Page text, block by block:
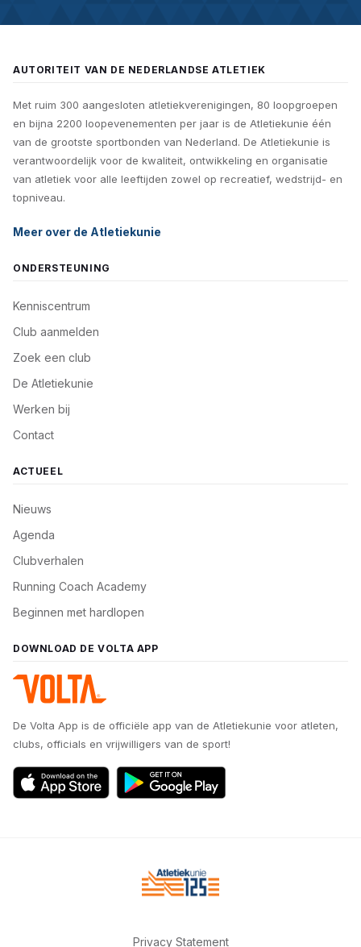
AUTORITEIT VAN DE NEDERLANDSE ATLETIEK
Met ruim 300 aangesloten atletiekverenigingen, 80 loopgroepen
en bijna 2200 loopevenementen per jaar is de Atletiekunie één
van de grootste sportbonden van Nederland. De Atletiekunie is
verantwoordelijk voor de kwaliteit, ontwikkeling en organisatie
van atletiek voor alle leeftijden zowel op recreatief, wedstrijd- en
topniveau.
Meer over de Atletiekunie
ONDERSTEUNING
Kenniscentrum
Club aanmelden
Zoek een club
De Atletiekunie
Werken bij
Contact
ACTUEEL
Nieuws
Agenda
Clubverhalen
Running Coach Academy
Beginnen met hardlopen
DOWNLOAD DE VOLTA APP
De Volta App is de officiële app van de Atletiekunie voor atleten,
clubs, officials en vrijwilligers van de sport!
Privacy Statement